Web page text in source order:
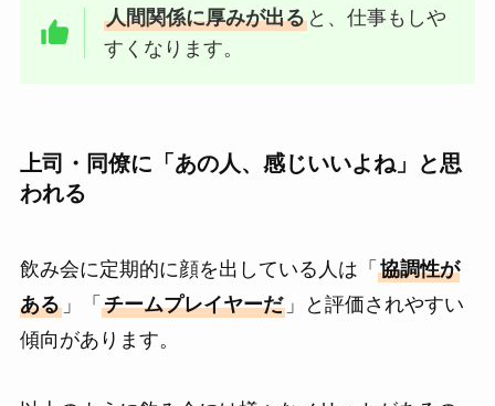
人間関係に厚みが出る と、仕事もしや
すくなります。
上司・同僚に「あの人、感じいいよね」と思
われる
飲み会に定期的に顔を出している人は「 協調性が
ある」「 チームプレイヤーだ」と評価されやすい
傾向があります。